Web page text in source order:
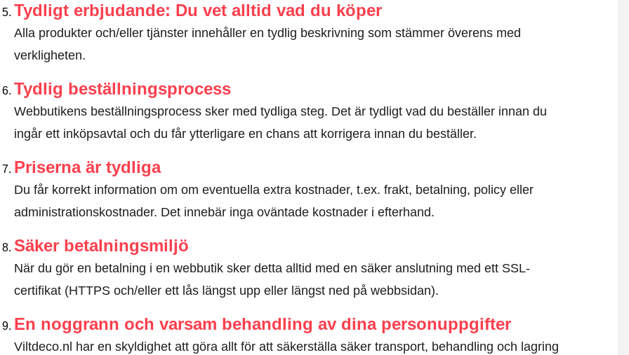
Tydligt erbjudande: Du vet alltid vad du köper
Alla produkter och/eller tjänster innehåller en tydlig beskrivning som stämmer överens med
verkligheten.
Tydlig beställningsprocess
Webbutikens beställningsprocess sker med tydliga steg. Det är tydligt vad du beställer innan du
ingår ett inköpsavtal och du får ytterligare en chans att korrigera innan du beställer.
Priserna är tydliga
Du får korrekt information om om eventuella extra kostnader, t.ex. frakt, betalning, policy eller
administrationskostnader. Det innebär inga oväntade kostnader i efterhand.
Säker betalningsmiljö
När du gör en betalning i en webbutik sker detta alltid med en säker anslutning med ett SSL-
certifikat (HTTPS och/eller ett lås längst upp eller längst ned på webbsidan).
En noggrann och varsam behandling av dina personuppgifter
Viltdeco.nl har en skyldighet att göra allt för att säkerställa säker transport, behandling och lagring